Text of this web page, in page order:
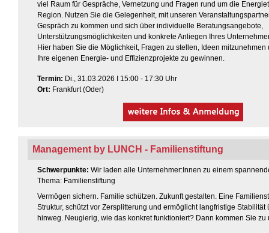
viel Raum für Gespräche, Vernetzung und Fragen rund um die
Region. Nutzen Sie die Gelegenheit, mit unseren
Gespräch zu kommen und sich über individuelle Beratungsangebote,
Unterstützungsmöglichkeiten und konkrete Anliegen Ihres
Hier haben Sie die Möglichkeit, Fragen zu stellen, Ideen mitzunehmen
Ihre eigenen Energie- und Effizienzprojekte zu gewinnen.
Termin: Di., 31.03.2026 I 15:00 - 17:30 Uhr
Ort: Frankfurt (Oder)
Management by LUNCH - Familienstiftung
Schwerpunkte: Wir laden alle Unternehmer:Innen zu einem
Thema: Familienstiftung
Vermögen sichern. Familie schützen. Zukunft gestalten. Eine
Struktur, schützt vor Zersplitterung und ermöglicht langfristige Stabilität
hinweg. Neugierig, wie das konkret funktioniert? Dann kommen Sie